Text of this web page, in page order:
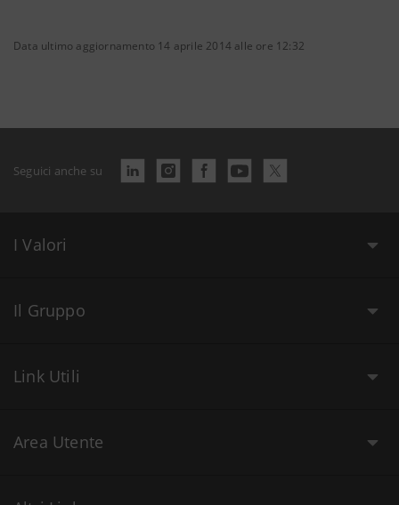
Data ultimo aggiornamento 14 aprile 2014 alle ore 12:32
Seguici anche su
I Valori
Il Gruppo
Link Utili
Area Utente